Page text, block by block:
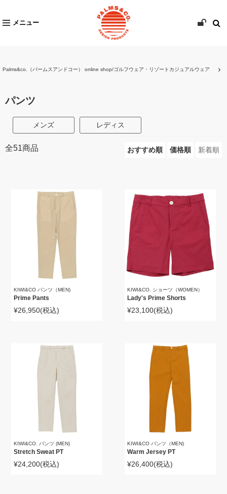
メニュー
Palms&co.（パームスアンドコー） online shop/ゴルフウェア・リゾートカジュアルウェア
パンツ
メンズ レディス
全51商品 おすすめ順 価格順 新着順
KIWI&CO パンツ（MEN)
Prime Pants
¥26,950(税込)
KIWI&CO. ショーツ（WOMEN）
Lady's Prime Shorts
¥23,100(税込)
KIWI&CO. パンツ (MEN)
Stretch Sweat PT
¥24,200(税込)
KIWI&CO パンツ（MEN)
Warm Jersey PT
¥26,400(税込)